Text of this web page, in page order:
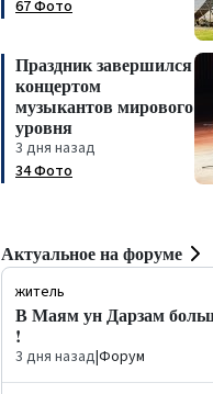
67 Фото
Праздник завершился
концертом
музыкантов мирового
уровня
3 дня назад
34 Фото
Актуальное на форуме
житель
В Маям ун Дарзам
!
3 дня назад|Форум